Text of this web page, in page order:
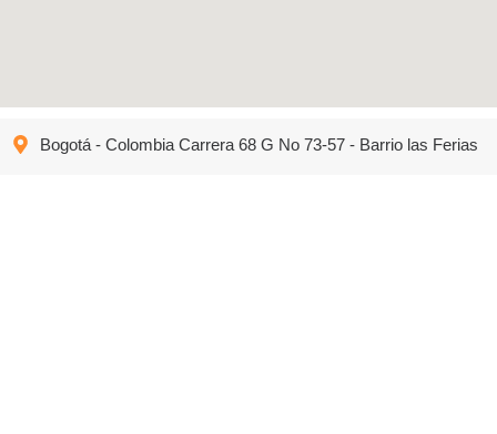
Bogotá - Colombia Carrera 68 G No 73-57 - Barrio las Ferias